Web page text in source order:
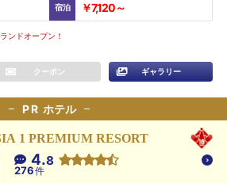
宿泊 ￥7,120～
ンドオープン！
クーポン ギャラリー
PR ホテル
1 PREMIUM RESORT
4.8
276件